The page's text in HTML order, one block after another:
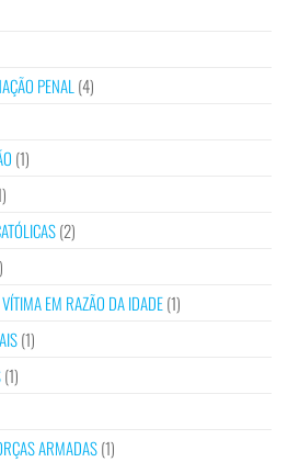
PENAL (4)
(1)
(2)
EM RAZÃO DA IDADE(1)
(1)
(1)
ARMADAS(1)